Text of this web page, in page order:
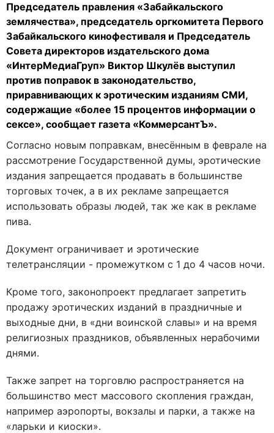
Председатель правления «Забайкальского
землячества», председатель оргкомитета Первого
Забайкальского кинофестиваля и Председатель
Совета директоров издательского дома
«ИнтерМедиаГруп» Виктор Шкулёв выступил
против поправок в законодательство,
приравнивающих к эротическим изданиям СМИ,
содержащие «более 15 процентов информации о
сексе», сообщает газета «КоммерсантЪ».
Согласно новым поправкам, внесённым в феврале на
рассмотрение Государственной думы, эротические
издания запрещается продавать в большинстве
торговых точек, а в их рекламе запрещается
использовать образы людей, так же как в рекламе
пива.
Документ ограничивает и эротические
телетрансляции - промежутком с 1 до 4 часов ночи.
Кроме того, законопроект предлагает запретить
продажу эротических изданий в праздничные и
выходные дни, в «дни воинской славы» и на время
религиозных праздников, объявленных нерабочими
днями.
Также запрет на торговлю распространяется на
большинство мест массового скопления граждан,
например аэропорты, вокзалы и парки, а также на
«ларьки и киоски».